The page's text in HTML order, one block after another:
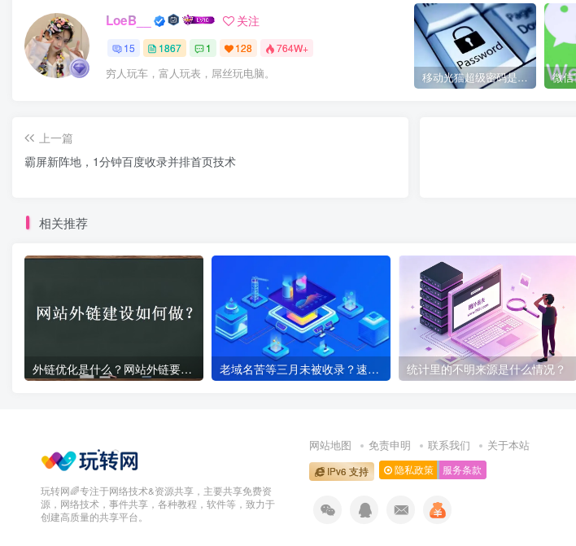
LoeB__ 关注
15 1867 1 128 764W+
穷人玩车，富人玩表，屌丝玩电脑。 移动光猫超级密码是多少？移动光猫超级管理员后台账号与密码
上一篇
霸屏新阵地，1分钟百度收录并排首页技术
相关推荐
外链优化是什么？网站外链要怎么做? 老域名苦等三月未被收录？速看高效解决妙招 统计里的不明来源是什么情况？
玩转网🌈专注于网络技术&资源共享，主要共享免费资
源，网络技术，事件共享，各种教程，软件等，致力于
创建高质量的共享平台。
网站地图 免责申明 联系我们 关于本站
IPv6 支持 隐私政策 服务条款